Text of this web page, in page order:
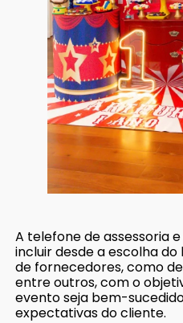
A telefone de assessoria
incluir desde a escolha
de fornecedores, como
entre outros, com o
evento seja bem-
expectativas do cliente.